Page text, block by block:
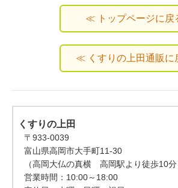
≪ トップページに戻
≪ くすりの上田通販に
くすりの上田
〒933-0039
富山県高岡市大手町11-30
（高岡大仏の真横 高岡駅より徒歩10分
営業時間： 10:00～18:00